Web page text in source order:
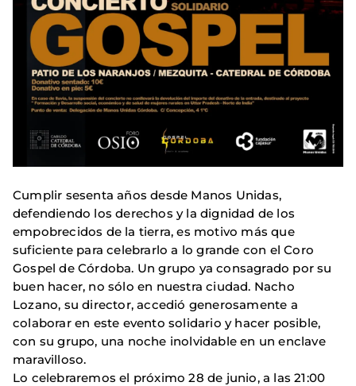
Cumplir sesenta años desde Manos Unidas,
defendiendo los derechos y la dignidad de los
empobrecidos de la tierra, es motivo más que
suficiente para celebrarlo a lo grande con el Coro
Gospel de Córdoba. Un grupo ya consagrado por su
buen hacer, no sólo en nuestra ciudad. Nacho
Lozano, su director, accedió generosamente a
colaborar en este evento solidario y hacer posible,
con su grupo, una noche inolvidable en un enclave
maravilloso.
Lo celebraremos el próximo 28 de junio, a las 21:00